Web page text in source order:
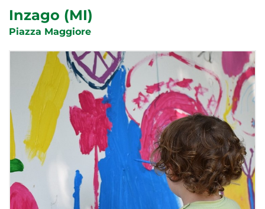
Inzago (MI)
Piazza Maggiore